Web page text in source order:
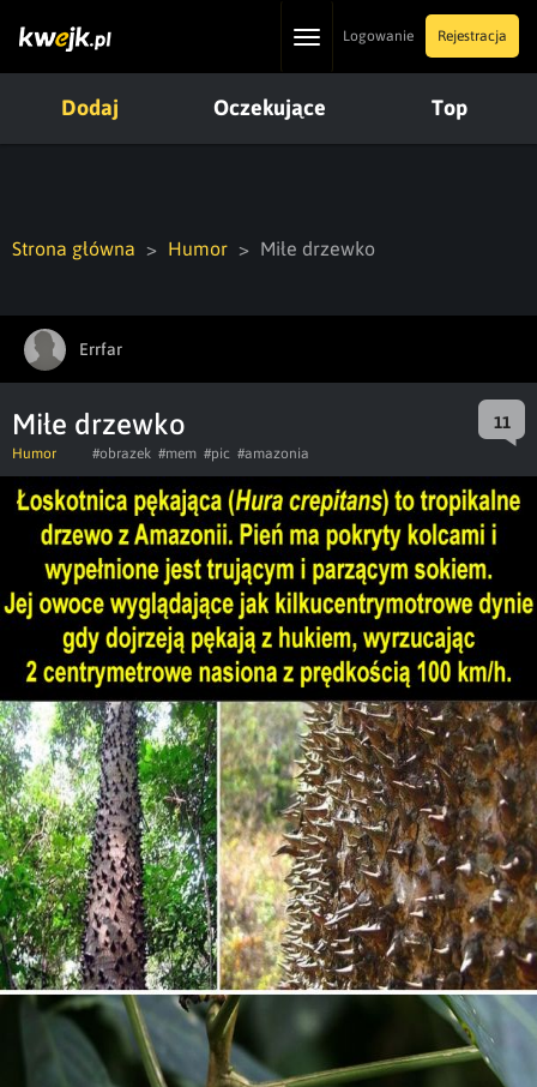
ToggleLogowanie Rejestracja
Dodaj Oczekujące Top
Strona główna Humor Miłe drzewko
Errfar
Miłe drzewko 11
Humor #obrazek #mem #pic #amazonia